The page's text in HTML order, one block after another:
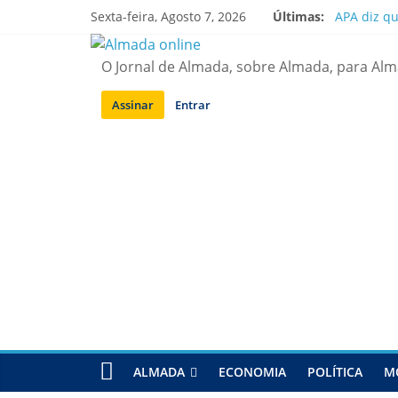
Sexta-feira, Agosto 7, 2026 Últimas:
APA diz
Ponte
Situação
O Jornal de Almada, sobre Almada, para
Assinar Entrar
ALMADA ECONOMIA POLÍTICA